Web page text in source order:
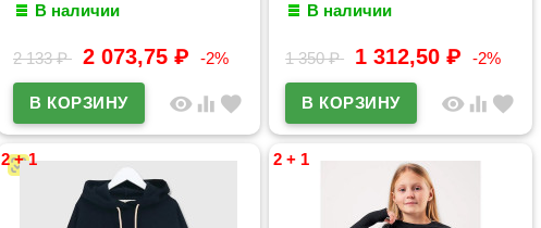
В наличии
2 133₽ 2 073,75 ₽ -2%
visibility equalizer favorite
В наличии
1 350₽ 1 312,50₽ -2%
visibility equalizer favorite
2 + 1 2 + 1